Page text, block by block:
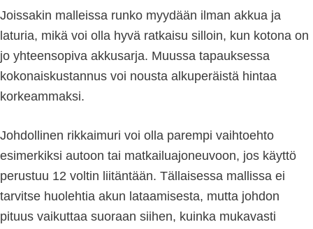
Joissakin malleissa runko myydään ilman akkua ja
laturia, mikä voi olla hyvä ratkaisu silloin, kun kotona on
jo yhteensopiva akkusarja. Muussa tapauksessa
kokonaiskustannus voi nousta alkuperäistä hintaa
korkeammaksi.
Johdollinen rikkaimuri voi olla parempi vaihtoehto
esimerkiksi autoon tai matkailuajoneuvoon, jos käyttö
perustuu 12 voltin liitäntään. Tällaisessa mallissa ei
tarvitse huolehtia akun lataamisesta, mutta johdon
pituus vaikuttaa suoraan siihen, kuinka mukavasti